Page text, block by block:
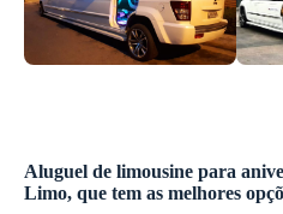
Aluguel de limousine para
Limo, que tem as melhores